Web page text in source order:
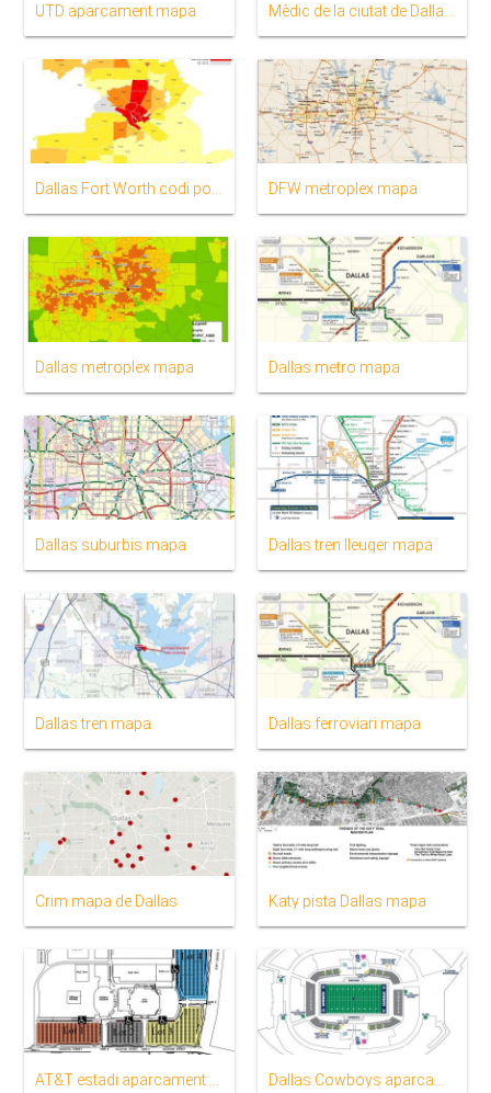
UTD aparcament mapa
DFW metroplex mapa
Dallas metroplex mapa Dallas metro mapa
Dallas suburbis mapa Dallas tren lleuger mapa
Dallas tren mapa Dallas ferroviari mapa
Crim mapa de Dallas Katy pista Dallas mapa